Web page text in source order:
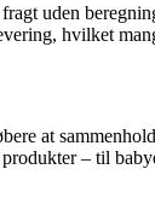
uden
hvilket
at
produkter – til